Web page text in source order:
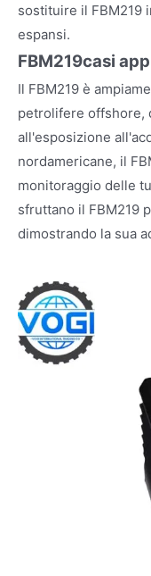
sostituire il FBM219
espansi.
FBM219casi
Il FBM219 è
petrolifere offshore,
all'esposizione
nordamericane, il
monitoraggio delle
sfruttano il FBM219
dimostrando la sua